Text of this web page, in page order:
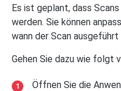
Es ist geplant, dass
werden. Sie können
wann der Scan ausgeführt
Gehen Sie dazu wie folgt
Öffnen Sie die